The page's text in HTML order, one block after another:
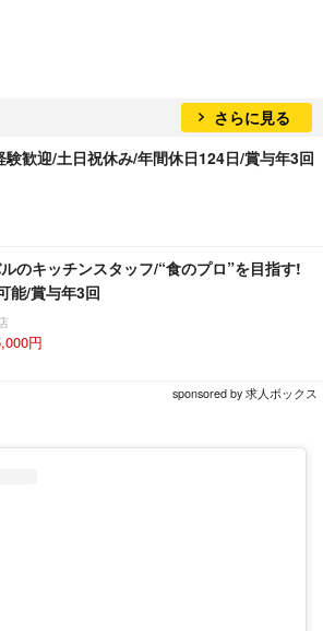
さらに見る
歓迎/土日祝休み/年間休日124日/賞与年3回
のキッチンスタッフ/“食のプロ”を目指す!
能/賞与年3回
円
sponsored by 求人ボックス